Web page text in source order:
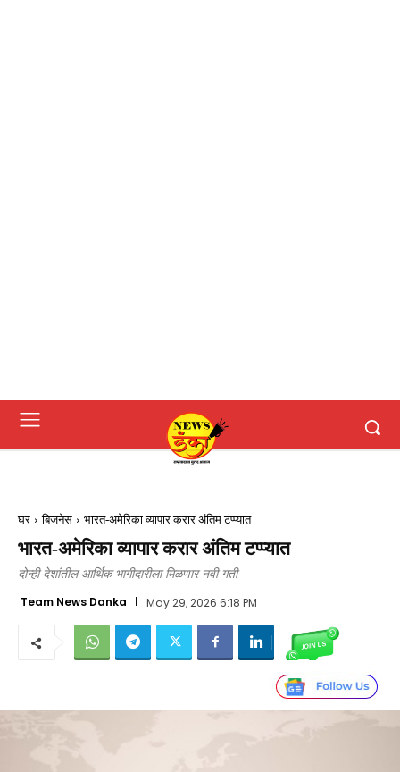
घर बिजनेस भारत-अमेरिका व्यापार करार अंतिम टप्प्यात
भारत-अमेरिका व्यापार करार अंतिम टप्प्यात
दोन्ही देशांतील आर्थिक भागीदारीला मिळणार नवी गती
Team News Danka May 29, 2026 6:18 PM